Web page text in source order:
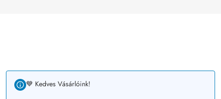
💙 Kedves Vásárlóink!